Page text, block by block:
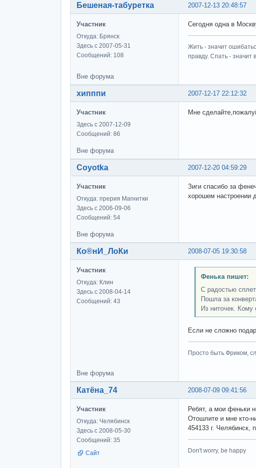
2007-12-13 20:48:57
Бешеная-табуретка
Участник
Откуда: Брянск
Здесь с 2007-05-31
Сообщений: 108
Сегодня одна в
Жить - значит
правду. Спать - значит
Вне форума
2007-12-17 22:12:32
хипппи
Участник
Здесь с 2007-12-09
Сообщений: 86
Мне
Вне форума
2007-12-20 04:59:29
Coyotka
Участник
Откуда: прерия Магнитки
Здесь с 2006-09-06
Сообщений: 54
Зиги спасибо за
хорошем настроении
Вне форума
2008-07-05 19:30:58
Ко®нИ_ЛоКи
Участник
Откуда: Клин
Здесь с 2008-04-14
Сообщений: 43
Фенька пишет:
С радостью
Пошла за
Из ниточек.
Если не сложно
Просто быть Фриком,
Вне форума
2008-07-09 09:41:56
Катёна_74
Участник
Откуда: Челябинск
Здесь с 2008-05-30
Сообщений: 35
Сайт
Ребят, а мои феньки
Отошлите и мне кто-
454133 г. Челябинск,
Don't worry, be happy